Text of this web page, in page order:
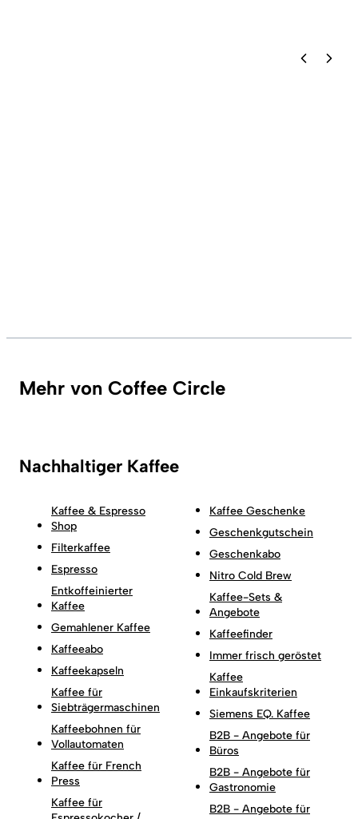
Mehr von Coffee Circle
Nachhaltiger Kaffee
Kaffee & Espresso
Shop
Filterkaffee
Espresso
Entkoffeinierter
Kaffee
Gemahlener Kaffee
Kaffeeabo
Kaffeekapseln
Kaffee für
Siebträgermaschinen
Kaffeebohnen für
Vollautomaten
Kaffee für French
Press
Kaffee für
Kaffee Geschenke
Geschenkgutschein
Geschenkabo
Nitro Cold Brew
Kaffee-Sets &
Angebote
Kaffeefinder
Immer frisch geröstet
Kaffee
Einkaufskriterien
Siemens EQ. Kaffee
B2B - Angebote für
Büros
B2B - Angebote für
Gastronomie
B2B - Angebote für